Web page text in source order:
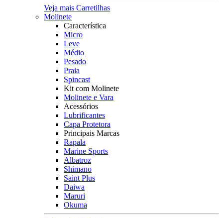
Veja mais Carretilhas
Molinete
Característica
Micro
Leve
Médio
Pesado
Praia
Spincast
Kit com Molinete
Molinete e Vara
Acessórios
Lubrificantes
Capa Protetora
Principais Marcas
Rapala
Marine Sports
Albatroz
Shimano
Saint Plus
Daiwa
Maruri
Okuma